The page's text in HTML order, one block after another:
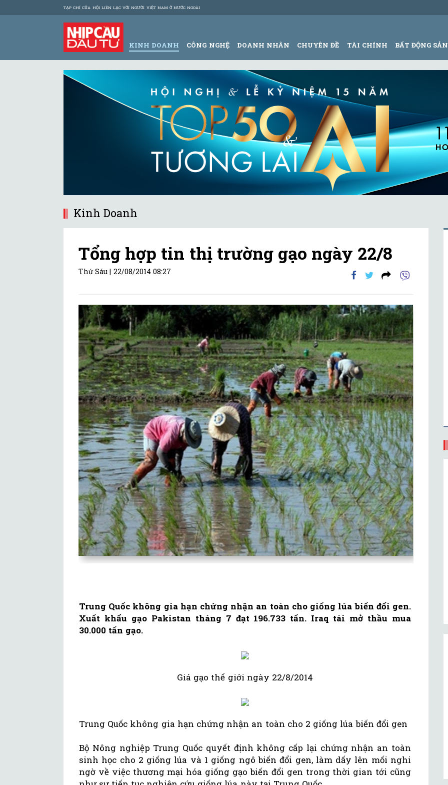
TẠP CHÍ CỦA HỘI LIÊN LẠC VỚI NGƯỜI VIỆT NAM Ở NƯỚC NGOÀI
KINH DOANH CÔNG NGHỆ DOANH NHÂN CHUYÊN ĐỀ TÀI CHÍNH BẤT ĐỘNG SẢN
Kinh Doanh
Tổng hợp tin thị trường gạo ngày 22/8
Thứ Sáu | 22/08/2014 08:27
Trung Quốc không gia hạn chứng nhận an toàn cho giống lúa biến đổi gen.
Xuất khẩu gạo Pakistan tháng 7 đạt 196.733 tấn. Iraq tái mở thầu mua
30.000 tấn gạo.
Giá gạo thế giới ngày 22/8/2014
Trung Quốc không gia hạn chứng nhận an toàn cho 2 giống lúa biến đổi gen
Bộ Nông nghiệp Trung Quốc quyết định không cấp lại chứng nhận an toàn
sinh học cho 2 giống lúa và 1 giống ngô biến đổi gen, làm dấy lên mối nghi
ngờ về việc thương mại hóa giống gạo biến đổi gen trong thời gian tới cũng